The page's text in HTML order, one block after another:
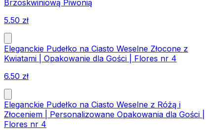
Brzoskwiniową Piwonią
5.50 zł
Eleganckie Pudełko na Ciasto Weselne Złocone z
Kwiatami | Opakowanie dla Gości | Flores nr 4
6.50 zł
Eleganckie Pudełko na Ciasto Weselne z Różą i
Złoceniem | Personalizowane Opakowania dla Gości |
Flores nr 4